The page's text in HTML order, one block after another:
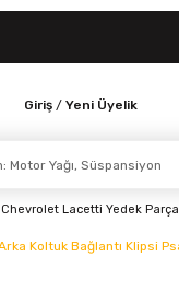
Giriş / Yeni Üyelik
Chevrolet Lacetti Yedek Parça